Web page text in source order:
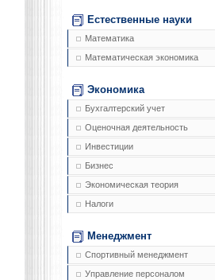
Естественные науки
Математика
Математическая экономика
Экономика
Бухгалтерский учет
Оценочная деятельность
Инвестиции
Бизнес
Экономическая теория
Налоги
Менеджмент
Спортивный менеджмент
Управление персоналом